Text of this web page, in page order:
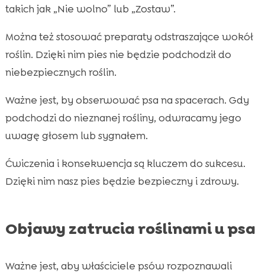
takich jak „Nie wolno” lub „Zostaw”.
Można też stosować preparaty odstraszające wokół
roślin. Dzięki nim pies nie będzie podchodził do
niebezpiecznych roślin.
Ważne jest, by obserwować psa na spacerach. Gdy
podchodzi do nieznanej rośliny, odwracamy jego
uwagę głosem lub sygnałem.
Ćwiczenia i konsekwencja są kluczem do sukcesu.
Dzięki nim nasz pies będzie bezpieczny i zdrowy.
Objawy zatrucia roślinami u psa
Ważne jest, aby właściciele psów rozpoznawali